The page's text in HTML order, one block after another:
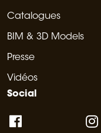
Catalogues
BIM & 3D Models
Presse
Vidéos
Social